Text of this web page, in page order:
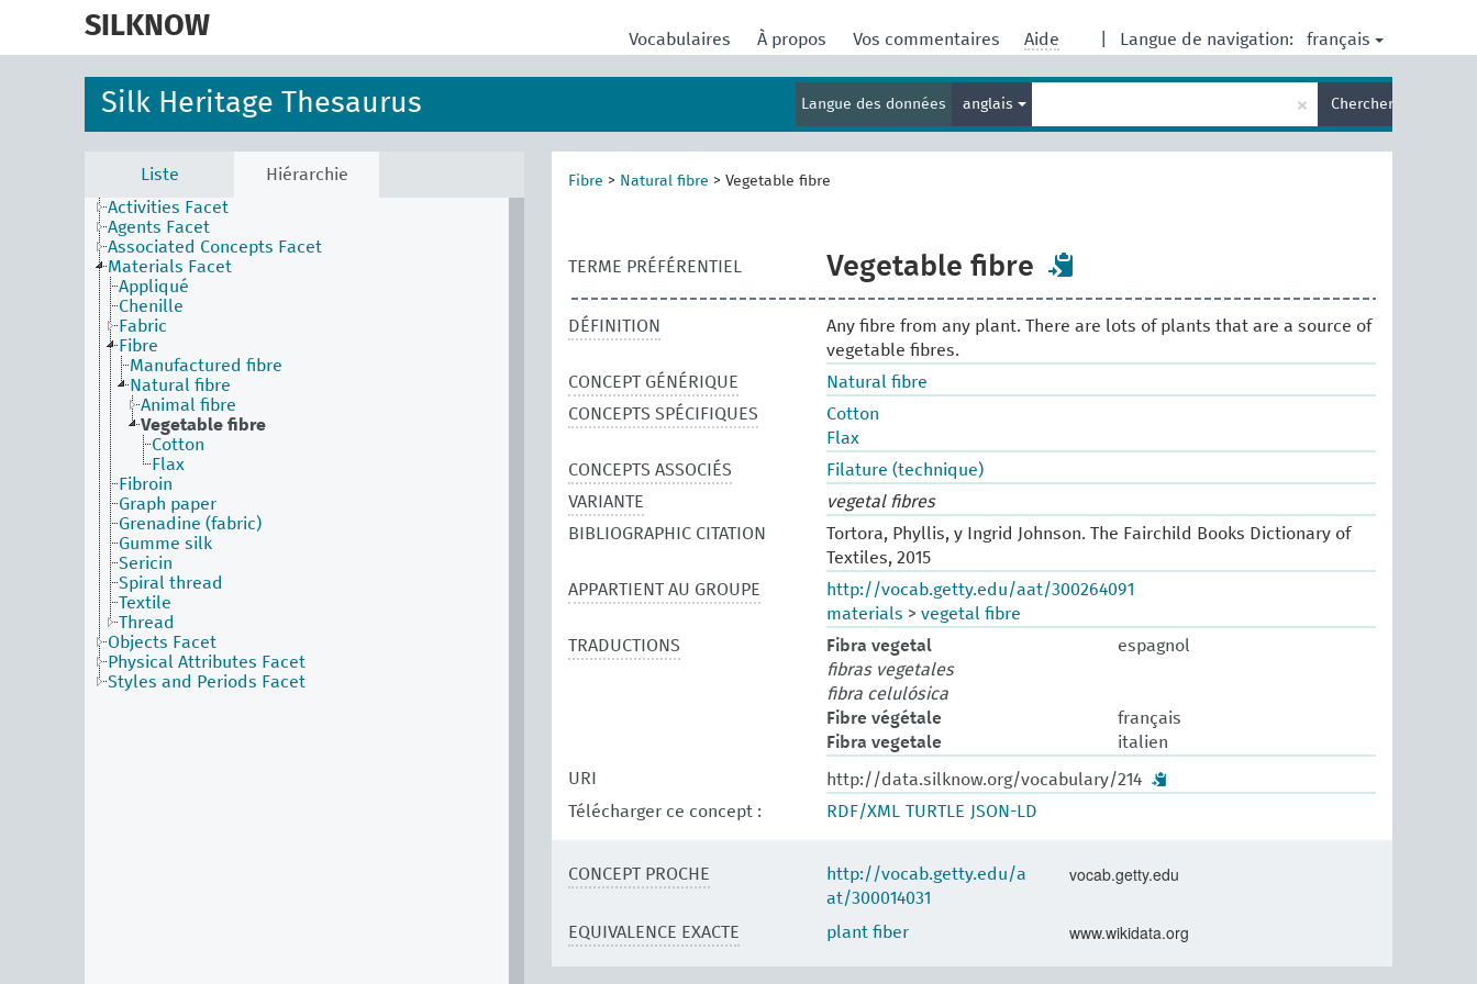
SILKNOW Langue de navigation: français
Vocabulaires À propos Vos commentaires Aide
Silk Heritage Thesaurus Langue des données anglais
terme
de
× Chercher
Liste
Hiérarchie
Activities Facet
Agents Facet
Associated Concepts Facet
Materials Facet
Appliqué
Chenille
Fabric
Fibre
Manufactured fibre
Natural fibre
Animal fibre
Vegetable fibre
Cotton
Flax
Fibroin
Graph paper
Grenadine (fabric)
Gumme silk
Sericin
Spiral thread
Textile
Thread
Objects Facet
Physical Attributes Facet
Styles and Periods Facet
Fibre > Natural fibre > Vegetable fibre
TERME PRÉFÉRENTIEL Vegetable fibre
DÉFINITION
Any fibre from any plant. There are lots of plants that are a source of
vegetable fibres.
CONCEPT GÉNÉRIQUE
Natural fibre
CONCEPTS SPÉCIFIQUES
Cotton
Flax
CONCEPTS ASSOCIÉS
Filature (technique)
VARIANTE
vegetal fibres
BIBLIOGRAPHIC CITATION
Tortora, Phyllis, y Ingrid Johnson. The Fairchild Books Dictionary of
Textiles, 2015
APPARTIENT AU GROUPE
http://vocab.getty.edu/aat/300264091
materials > vegetal fibre
TRADUCTIONS
Fibra vegetal
espagnol
fibras vegetales
fibra celulósica
Fibre végétale
français
Fibra vegetale
italien
URI
http://data.silknow.org/vocabulary/214
Télécharger ce concept :
RDF/XML TURTLE JSON-LD
CONCEPT PROCHE
http://vocab.getty.edu/a
at/300014031
vocab.getty.edu
EQUIVALENCE EXACTE plant fiber www.wikidata.org